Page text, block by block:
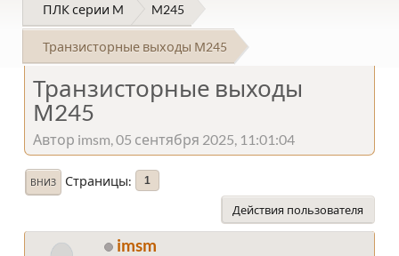
ПЛК серии M M245
Транзисторные выходы М245
Транзисторные выходы
М245
Автор imsm, 05 сентября 2025, 11:01:04
ВНИЗ Страницы 1
Действия пользователя
imsm